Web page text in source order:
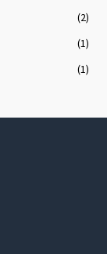
(2)
(1)
(1)